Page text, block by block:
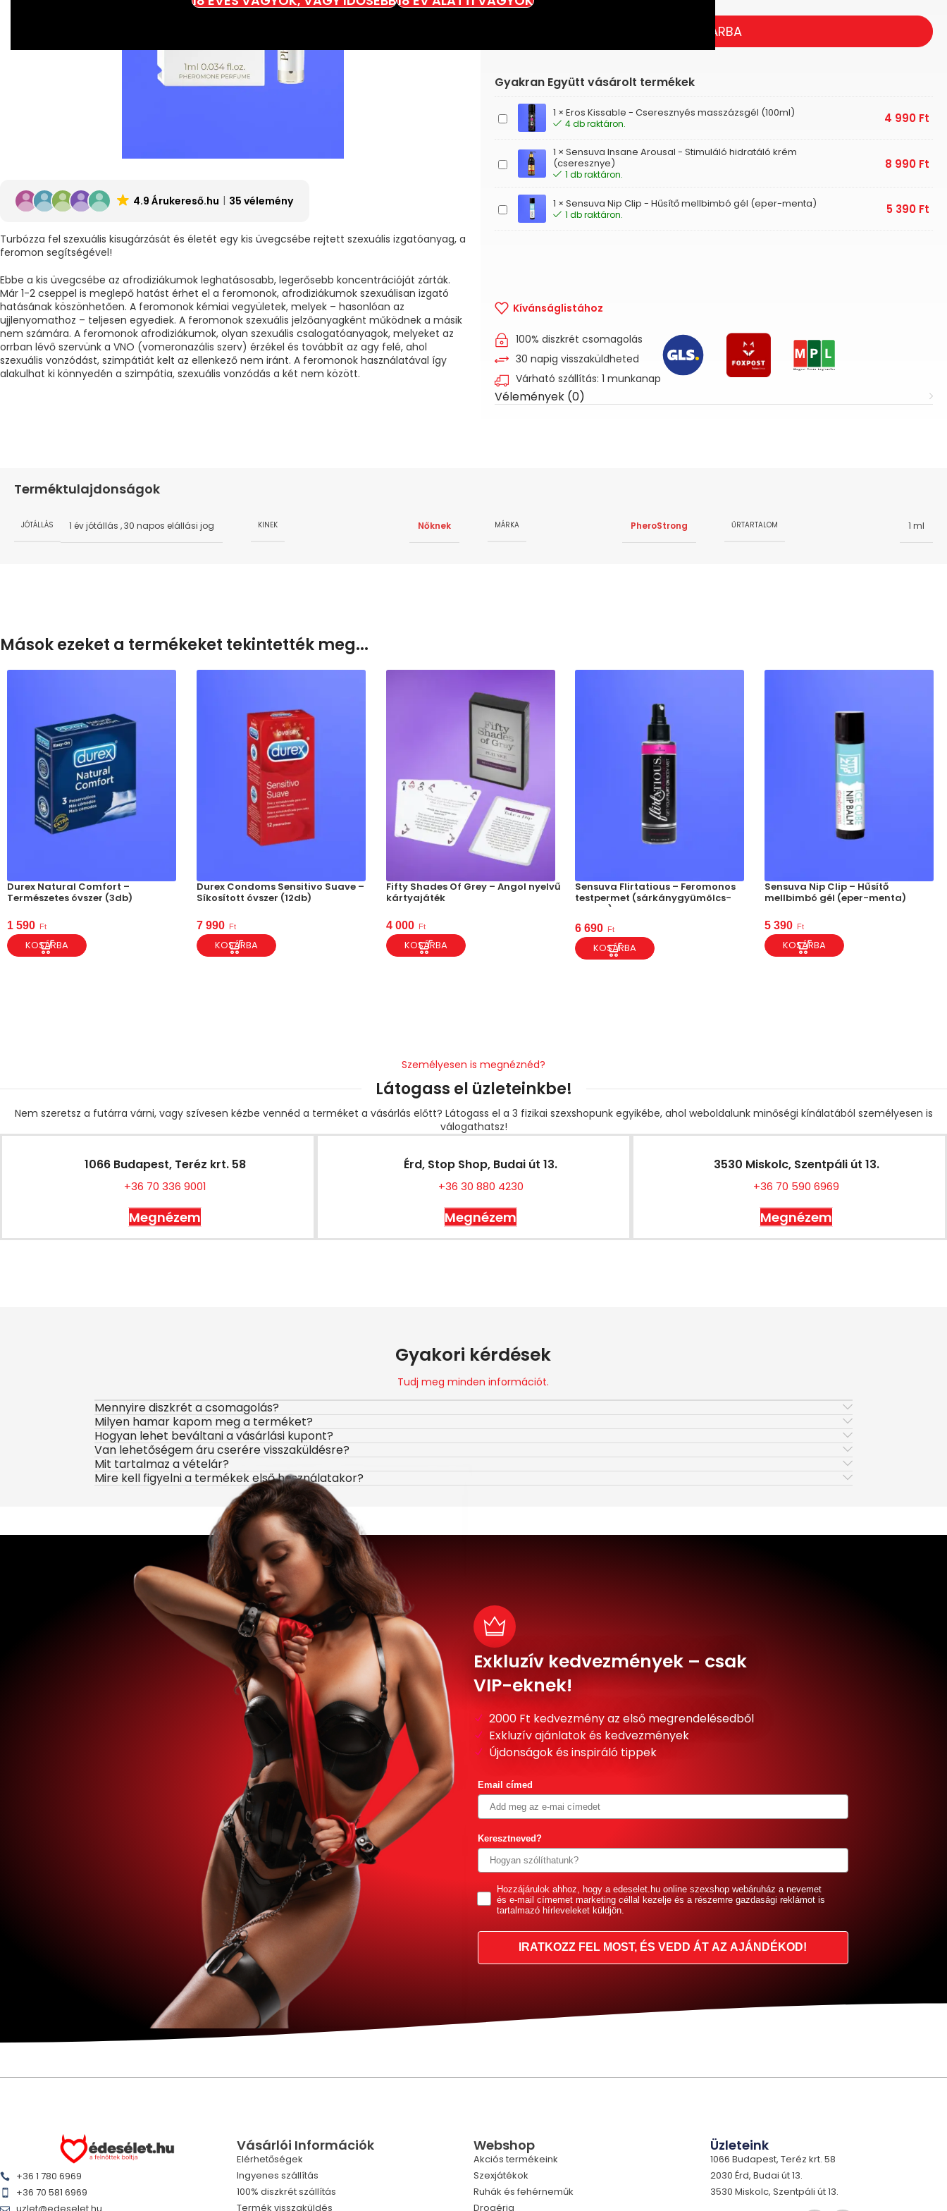
4.9 Árukereső.hu 35 vélemény
Turbózza fel szexuális kisugárzását és életét egy kis üvegcsébe rejtett szexuális izgatóanyag, a
feromon segítségével!
Ebbe a kis üvegcsébe az afrodiziákumok leghatásosabb, legerősebb koncentrációját zárták.
Már 1-2 cseppel is meglepő hatást érhet el a feromonok, afrodiziákumok szexuálisan izgató
hatásának köszönhetően. A feromonok kémiai vegyületek, melyek – hasonlóan az
ujjlenyomathoz – teljesen egyediek. A feromonok szexuális jelzőanyagként működnek a másik
nem számára. A feromonok afrodiziákumok, olyan szexuális csalogatóanyagok, melyeket az
orrban lévő szervünk a VNO (vomeronazális szerv) érzékel és továbbít az agy felé, ahol
szexuális vonzódást, szimpátiát kelt az ellenkező nem iránt. A feromonok használatával így
alakulhat ki könnyedén a szimpátia, szexuális vonzódás a két nem között.
KOSÁRBA
Gyakran Együtt vásárolt termékek
Eros
Kissable
Cseresznyés
masszázsgél
1 × Eros Kissable - Cseresznyés masszázsgél (100ml)
4 db raktáron. 4 990 Ft
Sensuva
Insane
-
Stimuláló
1 × Sensuva Insane Arousal - Stimuláló hidratáló krém
(cseresznye)
1 db raktáron.
8 990 Ft
Sensuva
(eper-
menta)
1 × Sensuva Nip Clip - Hűsítő mellbimbó gél (eper-menta)
1 db raktáron. 5 390 Ft
Kívánságlistához
100% diszkrét csomagolás
30 napig visszaküldheted
Várható szállítás: 1 munkanap
Vélemények (0)
Terméktulajdonságok
JÓTÁLLÁS 1 év jótállás ,30 napos elállási jog KINEK Nőknek MÁRKA PheroStrong ŰRTARTALOM 1 ml
Mások ezeket a termékeket tekintették meg...
Durex Natural Comfort –
Természetes óvszer (3db)
1 590 Ft
KOSÁRBA
Durex Condoms Sensitivo Suave –
Síkosított óvszer (12db)
7 990 Ft
KOSÁRBA
Fifty Shades Of Grey – Angol nyelvű
kártyajáték
4 000 Ft
KOSÁRBA
Sensuva Flirtatious – Feromonos
testpermet (sárkánygyümölcs-
guava)
6 690 Ft
KOSÁRBA
Sensuva Nip Clip – Hűsítő
mellbimbó gél (eper-menta)
5 390 Ft
KOSÁRBA
Személyesen is megnéznéd?
Látogass el üzleteinkbe!
Nem szeretsz a futárra várni, vagy szívesen kézbe vennéd a terméket a vásárlás előtt? Látogass el a 3 fizikai szexshopunk egyikébe, ahol weboldalunk minőségi kínálatából személyesen is
válogathatsz!
1066 Budapest, Teréz krt. 58
+36 70 336 9001
Megnézem
Érd, Stop Shop, Budai út 13.
+36 30 880 4230
Megnézem
3530 Miskolc, Szentpáli út 13.
+36 70 590 6969
Megnézem
Gyakori kérdések
Tudj meg minden információt.
Mennyire diszkrét a csomagolás?
Milyen hamar kapom meg a terméket?
Hogyan lehet beváltani a vásárlási kupont?
Van lehetőségem áru cserére visszaküldésre?
Mit tartalmaz a vételár?
Mire kell figyelni a termékek első használatakor?
Exkluzív kedvezmények – csak
VIP-eknek!
2000 Ft kedvezmény az első megrendelésedből
Exkluzív ajánlatok és kedvezmények
Újdonságok és inspiráló tippek
Email címed
Keresztneved?
GDPRHozzájárulok ahhoz, hogy a edeselet.hu online szexshop webáruház a nevemet
és e-mail címemet marketing céllal kezelje és a részemre gazdasági reklámot is
tartalmazó hírleveleket küldjön.
IRATKOZZ FEL MOST, ÉS VEDD ÁT AZ AJÁNDÉKOD!
+36 1 780 6969
+36 70 581 6969
Vásárlói Információk
Elérhetőségek
Ingyenes szállítás
100% diszkrét szállítás
Termék visszaküldés
Webshop
Akciós termékeink
Szexjátékok
Ruhák és fehérneműk
Drogéria
Üzleteink
1066 Budapest, Teréz krt. 58
2030 Érd, Budai út 13.
3530 Miskolc, Szentpáli út 13.